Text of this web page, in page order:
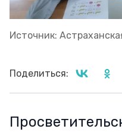
Источник:
Поделиться: